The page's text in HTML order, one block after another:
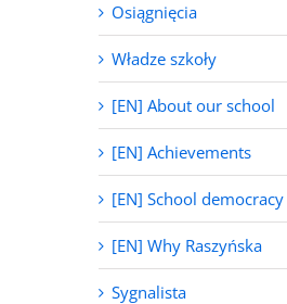
Osiągnięcia
Władze szkoły
[EN] About our school
[EN] Achievements
[EN] School democracy
[EN] Why Raszyńska
Sygnalista